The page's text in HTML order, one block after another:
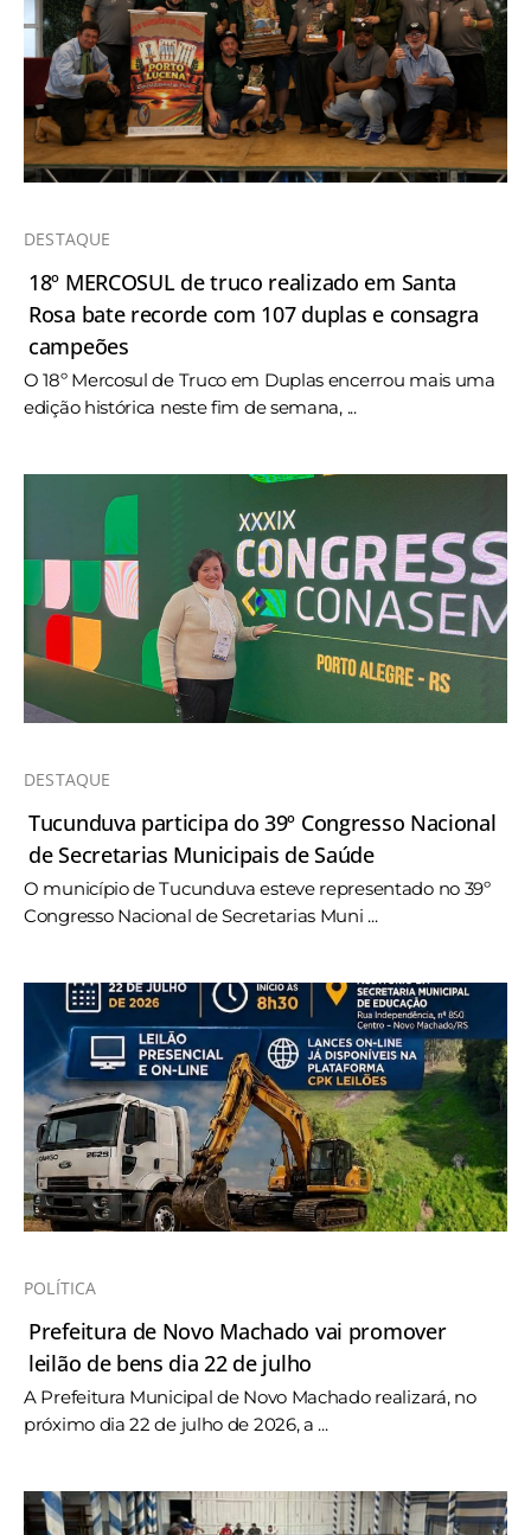
DESTAQUE
18º MERCOSUL de truco realizado em Santa
Rosa bate recorde com 107 duplas e consagra
campeões
O 18º Mercosul de Truco em Duplas encerrou mais uma
edição histórica neste fim de semana, ...
DESTAQUE
Tucunduva participa do 39º Congresso Nacional
de Secretarias Municipais de Saúde
O município de Tucunduva esteve representado no 39º
Congresso Nacional de Secretarias Muni ...
POLÍTICA
Prefeitura de Novo Machado vai promover
leilão de bens dia 22 de julho
A Prefeitura Municipal de Novo Machado realizará, no
próximo dia 22 de julho de 2026, a ...